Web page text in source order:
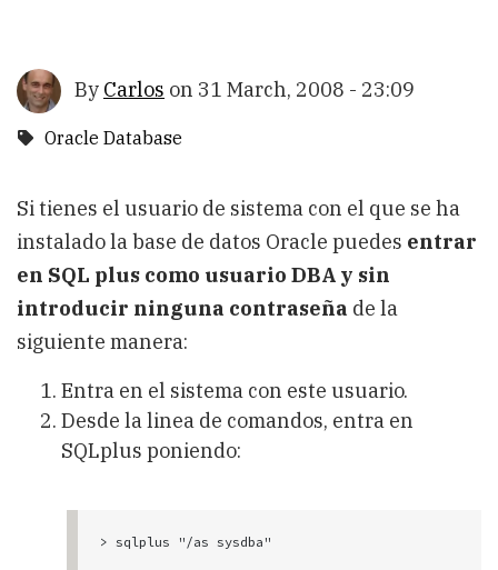
By Carlos on 31 March, 2008 - 23:09
Oracle Database
Si tienes el usuario de sistema con el que se ha
instalado la base de datos Oracle puedes entrar
en SQL plus como usuario DBA y sin
introducir ninguna contraseña de la
siguiente manera:
Entra en el sistema con este usuario.
Desde la linea de comandos, entra en
SQLplus poniendo: